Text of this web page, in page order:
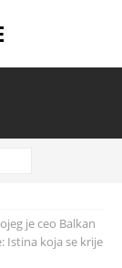
je ceo Balkan
Istina koja se krije